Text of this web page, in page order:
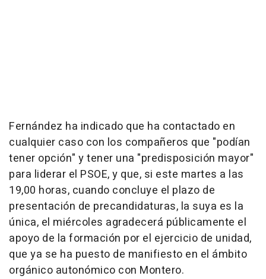
Fernández ha indicado que ha contactado en
cualquier caso con los compañeros que "podían
tener opción" y tener una "predisposición mayor"
para liderar el PSOE, y que, si este martes a las
19,00 horas, cuando concluye el plazo de
presentación de precandidaturas, la suya es la
única, el miércoles agradecerá públicamente el
apoyo de la formación por el ejercicio de unidad,
que ya se ha puesto de manifiesto en el ámbito
orgánico autonómico con Montero.